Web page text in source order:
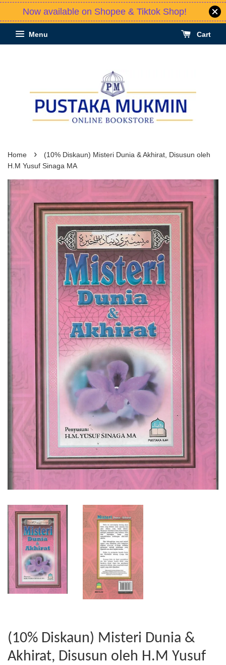
Now available on Shopee & Tiktok Shop!
Menu Cart
Home ›
(10% Diskaun) Misteri Dunia & Akhirat, Disusun oleh
H.M Yusuf Sinaga MA
(10% Diskaun) Misteri Dunia &
Akhirat, Disusun oleh H.M Yusuf